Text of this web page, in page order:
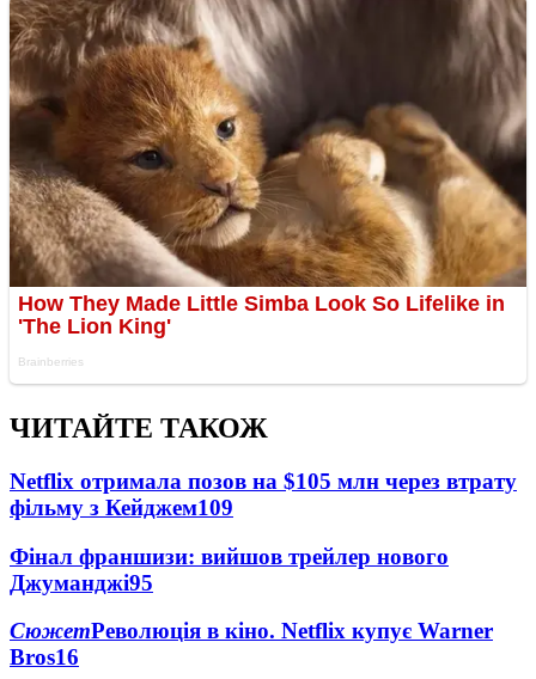
ЧИТАЙТЕ ТАКОЖ
Netflix отримала позов на $105 млн через втрату
фільму з Кейджем109
Фінал франшизи: вийшов трейлер нового
Джуманджі95
СюжетРеволюція в кіно. Netflix купує Warner
Bros16